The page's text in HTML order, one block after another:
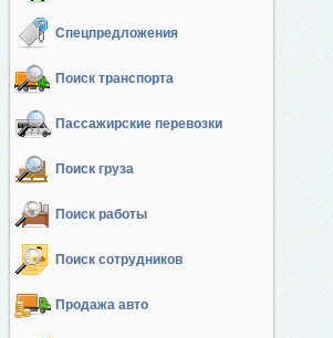
Спецпредложения
Поиск транспорта
Пассажирские перевозки
Поиск груза
Поиск работы
Поиск сотрудников
Продажа авто